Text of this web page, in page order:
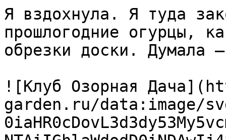
Я вздохнула. Я туда
прошлогодние огурцы,
обрезки доски. Думала
![Клуб Озорная
garden.ru/data:image/